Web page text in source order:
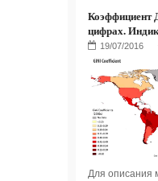
Коэффициент
цифрах.
Для описания